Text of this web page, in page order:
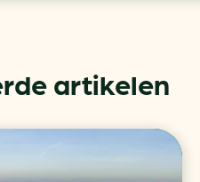
artikelen